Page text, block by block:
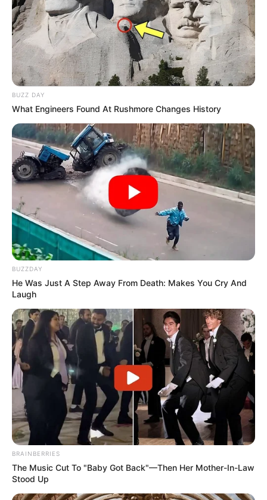
BUZZ DAY
What Engineers Found At Rushmore Changes History
BUZZDAY
He Was Just A Step Away From Death: Makes You Cry And
Laugh
BRAINBERRIES
The Music Cut To "Baby Got Back"—Then Her Mother-In-Law
Stood Up